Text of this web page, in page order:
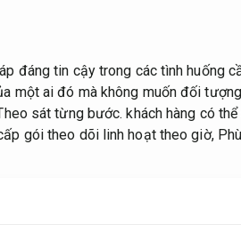
đáng tin cậy trong các tình huống
một ai đó mà không muốn đối
sát từng bước. khách hàng có
gói theo dõi linh hoạt theo giờ,